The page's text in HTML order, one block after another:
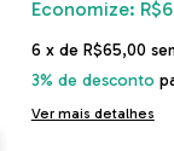
Economize:
6 x de R$65,00
3% de desconto
Ver mais detalhes